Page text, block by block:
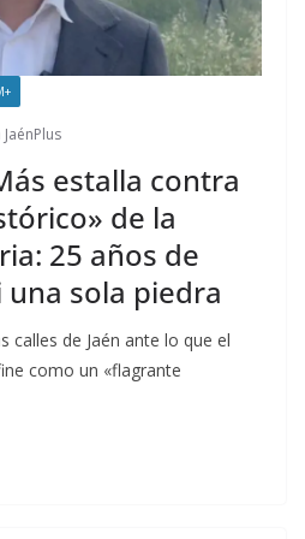
estalla contra
de la
25 años de
sola piedra
calles de Jaén ante lo que el
como un «flagrante